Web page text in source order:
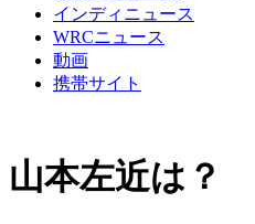
インディニュース
WRCニュース
動画
携帯サイト
山本左近は？